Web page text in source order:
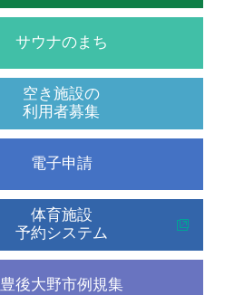
サウナのまち
空き施設の
利用者募集
電子申請
体育施設
予約システム
豊後大野市例規集